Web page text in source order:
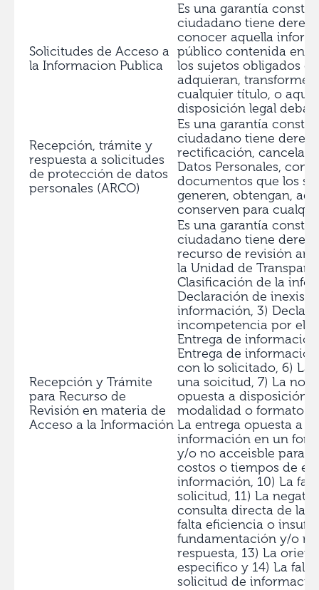
Solicitudes de Acceso a
la Informacion Publica
Es una garantía
ciudadano tiene
conocer aquella
público contenida en
los sujetos obligados
adquieran,
cualquier título, o
disposición legal
Recepción, trámite y
respuesta a solicitudes
de protección de datos
personales (ARCO)
Es una garantía
ciudadano tiene
rectificación,
Datos Personales,
documentos que los
generen, obtengan,
conserven para
Recepción y Trámite
para Recurso de
Revisión en materia de
Acceso a la Información
Es una garantía
ciudadano tiene
recurso de revisión
la Unidad de
Clasificación de la
Declaración de
información, 3)
incompetencia por el
Entrega de
Entrega de
con lo solicitado, 6) La
una soicitud, 7) La
opuesta a disposición
modalidad o formato
La entrega opuesta a
información en un
y/o no acceisble para
costos o tiempos de
información, 10) La
solicitud, 11) La
consulta directa de la
falta eficiencia o
fundamentación y/o
respuesta, 13) La
especifico y 14) La
solicitud de